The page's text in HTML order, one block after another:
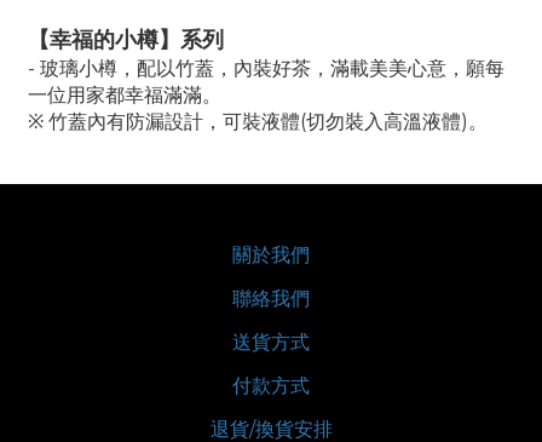
【幸福的小樽】系列
- 玻璃小樽，配以竹蓋，內裝好茶，滿載美美心意，願每
一位用家都幸福滿滿。
※ 竹蓋內有防漏設計，可裝液體(切勿裝入高溫液體)。
關於我們
聯絡我們
送貨方式
付款方式
退貨/換貨安排